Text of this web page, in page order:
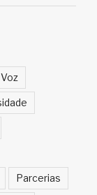
Parcerias